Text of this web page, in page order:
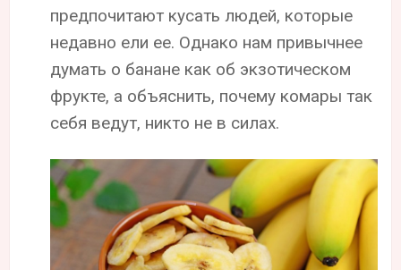
предпочитают кусать людей, которые
недавно ели ее. Однако нам привычнее
думать о банане как об экзотическом
фрукте, а объяснить, почему комары так
себя ведут, никто не в силах.